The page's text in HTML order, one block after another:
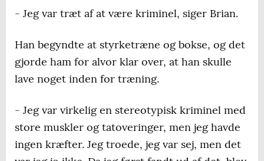
- Jeg var træt af at være kriminel, siger Brian.
Han begyndte at styrketræne og bokse, og det
gjorde ham for alvor klar over, at han skulle
lave noget inden for træning.
- Jeg var virkelig en stereotypisk kriminel med
store muskler og tatoveringer, men jeg havde
ingen kræfter. Jeg troede, jeg var sej, men det